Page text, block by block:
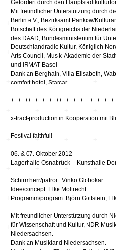
Gefördert durch den
Mit freundlicher Unterstützung durch
Berlin e.V., Bezirksamt Pankow/
Botschaft des Königreichs der
des DAAD, Bundesministerium für
Deutschlandradio Kultur, Königlich
Arts Council, Musik-Akademie der
und IRMAT Basel.
Dank an Berghain, Villa Elisabeth,
comfort hotel, Starcar
x-tract-production in Kooperation mit
Festival faithful!
06. & 07. Oktober 2012
Lagerhalle Osnabrück – Kunsthalle
Schirmherr/patron: Vinko Globokar
Idee/concept: Elke Moltrecht
Programm/program: Björn Gottstein,
Mit freundlicher Unterstützung durch
für Wissenschaft und Kultur, NDR
Niedersachsen.
Dank an Musikland Niedersachsen.